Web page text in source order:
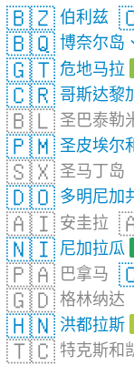
🇧🇿 伯利兹
🇧🇶 博奈尔岛
🇬🇹 危地马拉
🇨🇷 哥斯达黎
🇧🇱 圣巴泰勒
🇵🇲 圣皮埃尔
🇸🇽 圣马丁岛
🇩🇴 多明尼加
🇦🇮 安圭拉
🇳🇮 尼加拉瓜
🇵🇦 巴拿马
🇬🇩 格林纳达
🇭🇳 洪都拉斯
🇹🇨 特克斯和